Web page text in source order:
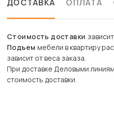
ДОСТАВКА ОПЛАТА
Стоимость доставки
Подъем мебели в квартиру
зависит от веса заказа.
При доставке Деловыми
стоимость доставки.